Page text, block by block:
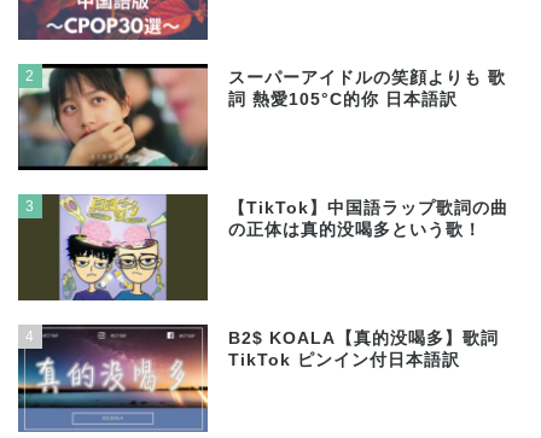
2
スーパーアイドルの笑顔よりも 歌
詞 熱愛105°C的你 日本語訳
3
【TikTok】中国語ラップ歌詞の曲
の正体は真的没喝多という歌！
4
B2$ KOALA【真的没喝多】歌詞
TikTok ピンイン付日本語訳